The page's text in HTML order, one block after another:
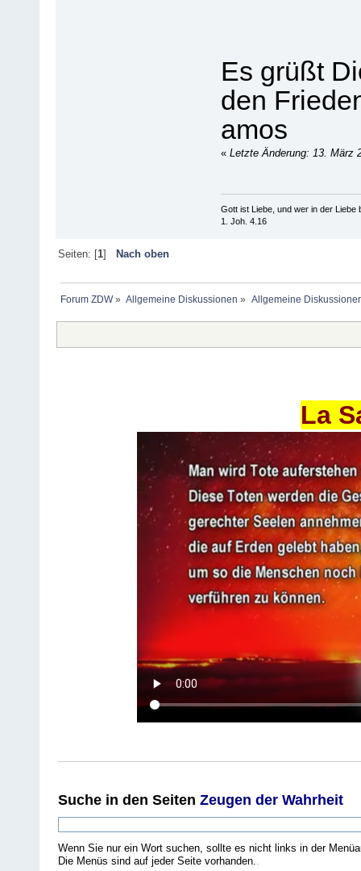
Es grüßt
den
amos
« Letzte Änderung: 13. März
Gott ist Liebe, und wer in der Liebe
1. Joh. 4.16
Seiten: [1] Nach oben
Forum ZDW» Allgemeine Diskussionen » Allgemeine
La
Suche in den Seiten Zeugen der Wahrheit
Wenn Sie nur ein Wort suchen, sollte es nicht links in der
Die Menüs sind auf jeder Seite vorhanden..